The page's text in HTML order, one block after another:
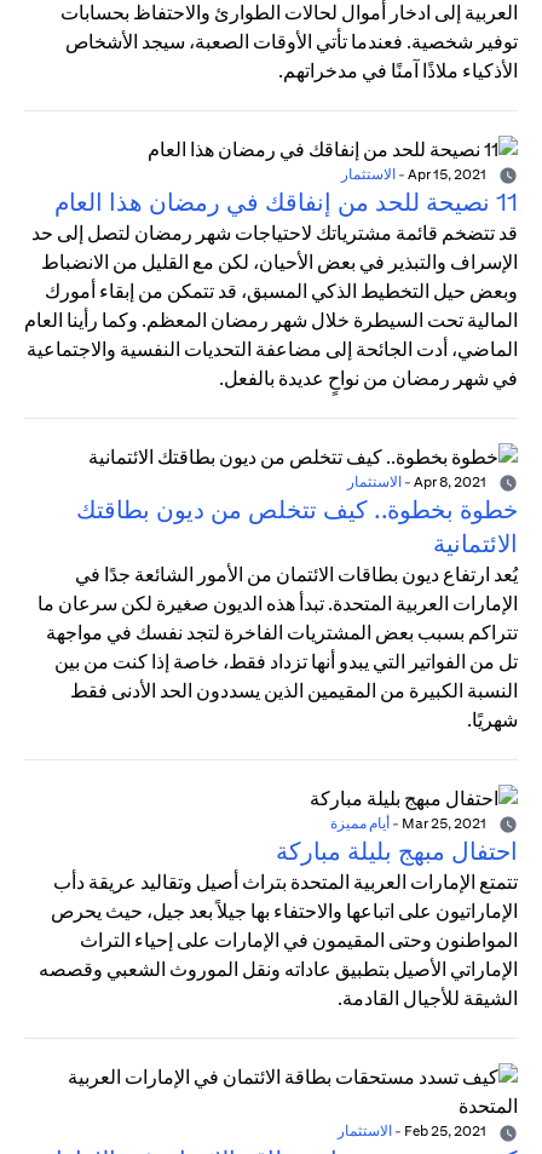
العربية إلى ادخار أموال لحالات الطوارئ والاحتفاظ بحسابات
توفير شخصية. فعندما تأتي الأوقات الصعبة، سيجد الأشخاص
الأذكياء ملاذًا آمنًا في مدخراتهم.
- الاستثمار
11 نصيحة للحد من إنفاقك في رمضان هذا العام
قد تتضخم قائمة مشترياتك لاحتياجات شهر رمضان لتصل إلى حد
الإسراف والتبذير في بعض الأحيان، لكن مع القليل من الانضباط
وبعض حيل التخطيط الذكي المسبق، قد تتمكن من إبقاء أمورك
المالية تحت السيطرة خلال شهر رمضان المعظم. وكما رأينا العام
الماضي، أدت الجائحة إلى مضاعفة التحديات النفسية والاجتماعية
في شهر رمضان من نواحٍ عديدة بالفعل.
- الاستثمار
خطوة بخطوة.. كيف تتخلص من ديون بطاقتك
الائتمانية
يُعد ارتفاع ديون بطاقات الائتمان من الأمور الشائعة جدًا في
الإمارات العربية المتحدة. تبدأ هذه الديون صغيرة لكن سرعان ما
تتراكم بسبب بعض المشتريات الفاخرة لتجد نفسك في مواجهة
تل من الفواتير التي يبدو أنها تزداد فقط، خاصة إذا كنت من بين
النسبة الكبيرة من المقيمين الذين يسددون الحد الأدنى فقط
شهريًا.
- أيام مميزة
احتفال مبهج بليلة مباركة
تتمتع الإمارات العربية المتحدة بتراث أصيل وتقاليد عريقة دأب
الإماراتيون على اتباعها والاحتفاء بها جيلاً بعد جيل، حيث يحرص
المواطنون وحتى المقيمون في الإمارات على إحياء التراث
الإماراتي الأصيل بتطبيق عاداته ونقل الموروث الشعبي وقصصه
الشيقة للأجيال القادمة.
- الاستثمار